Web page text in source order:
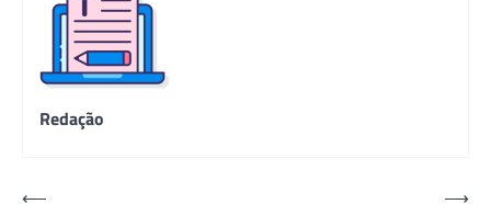
Redação
⟵ ⟶